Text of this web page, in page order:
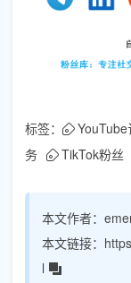
标签： YouTube
务
TikTok粉丝
本文作者：
本文链接：
l